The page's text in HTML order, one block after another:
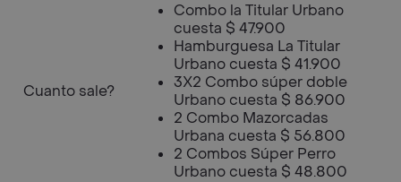
Cuanto sale?
Combo la Titular Urbano
cuesta $ 47.900
Hamburguesa La Titular
Urbano cuesta $ 41.900
3X2 Combo súper doble
Urbano cuesta $ 86.900
2 Combo Mazorcadas
Urbana cuesta $ 56.800
2 Combos Súper Perro
Urbano cuesta $ 48.800